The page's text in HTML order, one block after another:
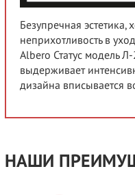
Безупречная
неприхотливость в
Albero Статус модель
выдерживает
дизайна вписывается
НАШИ